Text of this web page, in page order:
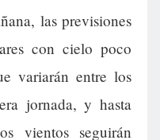
las previsiones
con cielo poco
variarán entre los
jornada, y hasta
vientos seguirán